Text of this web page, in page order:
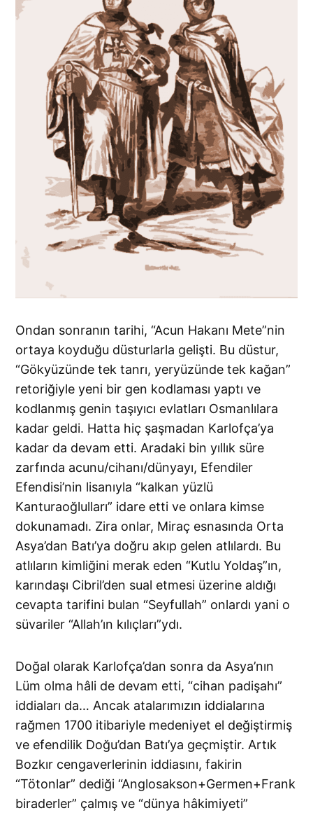
Ondan sonranın tarihi, “Acun Hakanı Mete”nin
ortaya koyduğu düsturlarla gelişti. Bu düstur,
“Gökyüzünde tek tanrı, yeryüzünde tek kağan”
retoriğiyle yeni bir gen kodlaması yaptı ve
kodlanmış genin taşıyıcı evlatları Osmanlılara
kadar geldi. Hatta hiç şaşmadan Karlofça’ya
kadar da devam etti. Aradaki bin yıllık süre
zarfında acunu/cihanı/dünyayı, Efendiler
Efendisi’nin lisanıyla “kalkan yüzlü
Kanturaoğlulları” idare etti ve onlara kimse
dokunamadı. Zira onlar, Miraç esnasında Orta
Asya’dan Batı’ya doğru akıp gelen atlılardı. Bu
atlıların kimliğini merak eden “Kutlu Yoldaş”ın,
karındaşı Cibril’den sual etmesi üzerine aldığı
cevapta tarifini bulan “Seyfullah” onlardı yani o
süvariler “Allah’ın kılıçları”ydı.
Doğal olarak Karlofça’dan sonra da Asya’nın
Lüm olma hâli de devam etti, “cihan padişahı”
iddiaları da… Ancak atalarımızın iddialarına
rağmen 1700 itibariyle medeniyet el değiştirmiş
ve efendilik Doğu’dan Batı’ya geçmiştir. Artık
Bozkır cengaverlerinin iddiasını, fakirin
“Tötonlar” dediği “Anglosakson+Germen+Frank
biraderler” çalmış ve “dünya hâkimiyeti”